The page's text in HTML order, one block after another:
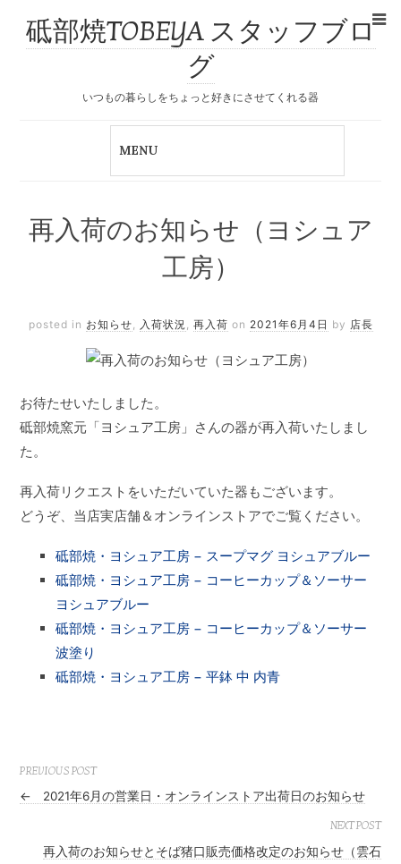
砥部焼TOBEYA スタッフブロ
グ
いつもの暮らしをちょっと好きにさせてくれる器
再入荷のお知らせ（ヨシュア
工房）
posted in お知らせ, 入荷状況, 再入荷 on 2021年6月4日 by 店長
お待たせいたしました。
砥部焼窯元「ヨシュア工房」さんの器が再入荷いたしまし
た。
再入荷リクエストをいただいていた器もございます。
どうぞ、当店実店舗＆オンラインストアでご覧ください。
砥部焼・ヨシュア工房 − スープマグ ヨシュアブルー
砥部焼・ヨシュア工房 − コーヒーカップ＆ソーサー
ヨシュアブルー
砥部焼・ヨシュア工房 − コーヒーカップ＆ソーサー
波塗り
砥部焼・ヨシュア工房 − 平鉢 中 内青
PREVIOUS POST
← 2021年6月の営業日・オンラインストア出荷日のお知らせ
NEXT POST
再入荷のお知らせとそば猪口販売価格改定のお知らせ（雲石